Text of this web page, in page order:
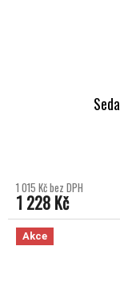
1 015 Kč bez DPH
1 228 Kč
Akce